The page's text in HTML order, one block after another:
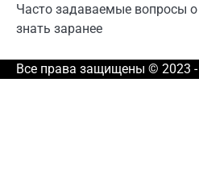
Часто задаваемые вопросы
знать заранее
Все права защищены © 2023